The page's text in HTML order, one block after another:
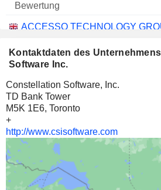
ACCESSO TECHNOLOGY
Kontaktdaten des
Software Inc.
Constellation Software, Inc.
TD Bank Tower
M5K 1E6, Toronto
+
http://www.csisoftware.com